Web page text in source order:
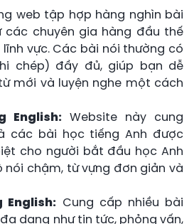
web tập hợp hàng nghìn bài
các chuyên gia hàng đầu thế
vực. Các bài nói thường có
chép) đầy đủ, giúp bạn dễ
mới và luyện nghe một cách
English: Website này cung
các bài học tiếng Anh được
cho người bắt đầu học Anh
nói chậm, từ vựng đơn giản và
English: Cung cấp nhiều bài
dạng như tin tức, phỏng vấn,